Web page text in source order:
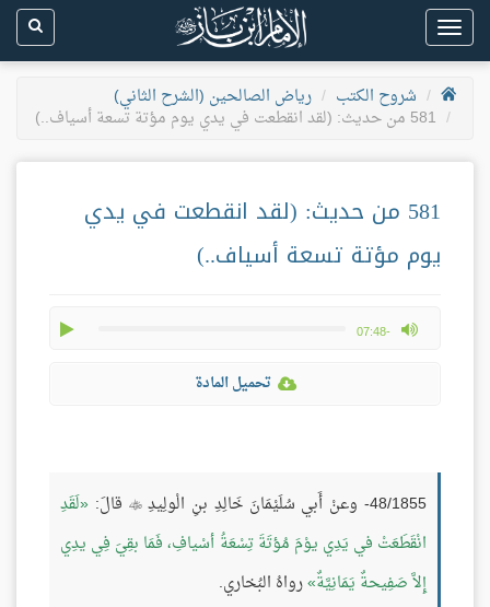
Toggle
navigation
شروح الكتب
رياض الصالحين (الشرح الثاني)
581 من حديث: (لقد انقطعت في يدي يوم مؤتة تسعة أسياف..)
581 من حديث: (لقد انقطعت في يدي
يوم مؤتة تسعة أسياف..)
-07:48
max volume
تحميل المادة
48/1855- وعنْ أَبي سُلَيْمَانَ خَالِدِ بنِ الْولِيدِ  قالَ: لَقَدِ
انْقَطَعَتْ في يَدِي يوْمَ مُؤتَةَ تِسْعَةُ أسْيافِ، فَمَا بقِيَ فِي يدِي
إِلاَّ صَفِيحةٌ يَمَانِيَّةٌ رواهُ البُخاري.